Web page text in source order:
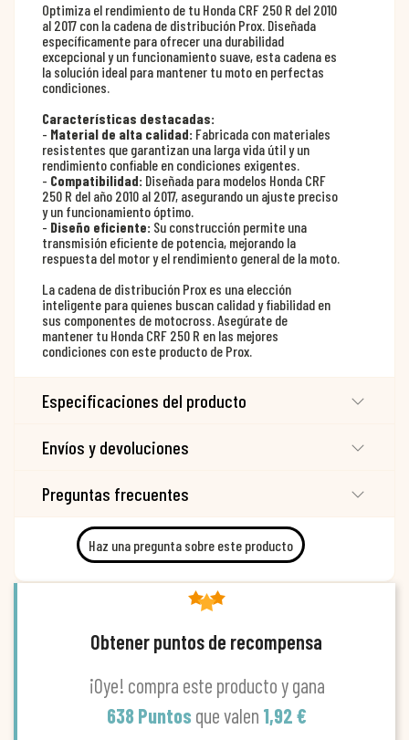
Optimiza el rendimiento de tu Honda CRF 250 R del 2010
al 2017 con la cadena de distribución Prox. Diseñada
específicamente para ofrecer una durabilidad
excepcional y un funcionamiento suave, esta cadena es
la solución ideal para mantener tu moto en perfectas
condiciones.
Características destacadas:
- Material de alta calidad: Fabricada con materiales
resistentes que garantizan una larga vida útil y un
rendimiento confiable en condiciones exigentes.
- Compatibilidad: Diseñada para modelos Honda CRF
250 R del año 2010 al 2017, asegurando un ajuste preciso
y un funcionamiento óptimo.
- Diseño eficiente: Su construcción permite una
transmisión eficiente de potencia, mejorando la
respuesta del motor y el rendimiento general de la moto.
La cadena de distribución Prox es una elección
inteligente para quienes buscan calidad y fiabilidad en
sus componentes de motocross. Asegúrate de
mantener tu Honda CRF 250 R en las mejores
condiciones con este producto de Prox.
Especificaciones del producto
Envíos y devoluciones
Preguntas frecuentes
Haz una pregunta sobre este producto
Obtener puntos de recompensa
¡Oye! compra este producto y gana
638 Puntos que valen 1,92 €